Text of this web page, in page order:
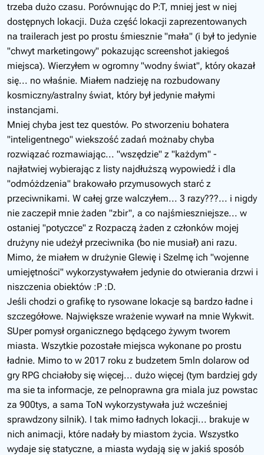
trzeba dużo czasu. Porównując do P:T, mniej jest w niej
dostępnych lokacji. Duża część lokacji zaprezentowanych
na trailerach jest po prostu śmiesznie "mała" (i był to jedynie
"chwyt marketingowy" pokazując screenshot jakiegoś
miejsca). Wierzyłem w ogromny "wodny świat", który okazał
się... no właśnie. Miałem nadzieję na rozbudowany
kosmiczny/astralny świat, który był jedynie małymi
instancjami.
Mniej chyba jest tez questów. Po stworzeniu bohatera
"inteligentnego" wiekszość zadań możnaby chyba
rozwiązać rozmawiając... "wszędzie" z "każdym" -
najłatwiej wybierając z listy najdłuższą wypowiedź i dla
"odmóżdzenia" brakowało przymusowych starć z
przeciwnikami. W całej grze walczyłem... 3 razy???... i nigdy
nie zaczepił mnie żaden "zbir", a co najśmieszniejsze... w
ostaniej "potyczce" z Rozpaczą żaden z członków mojej
drużyny nie udeżył przeciwnika (bo nie musiał) ani razu.
Mimo, że miałem w drużynie Glewię i Szelmę ich "wojenne
umiejętności" wykorzystywałem jedynie do otwierania drzwi i
niszczenia obiektów :P :D.
Jeśli chodzi o grafikę to rysowane lokacje są bardzo ładne i
szczegółowe. Największe wrażenie wywarł na mnie Wykwit.
SUper pomysł organicznego będącego żywym tworem
miasta. Wszytkie pozostałe miejsca wykonane po prostu
ładnie. Mimo to w 2017 roku z budzetem 5mln dolarow od
gry RPG chciałoby się więcej... dużo więcej (tym bardziej gdy
ma sie ta informacje, ze pelnoprawna gra miala juz powstac
za 900tys, a sama ToN wykorzystywała już wcześniej
sprawdzony silnik). I tak mimo ładnych lokacji... brakuje w
nich animacji, które nadały by miastom życia. Wszystko
wydaje się statyczne, a miasta wydają się w jakiś sposób